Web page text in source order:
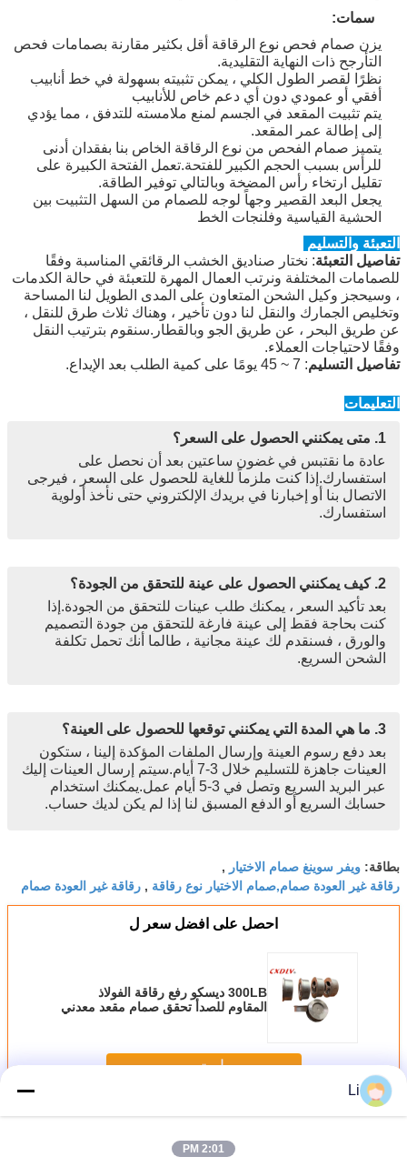
سمات:
يزن صمام فحص نوع الرقاقة أقل بكثير مقارنة بصمامات فحص
التأرجح ذات النهاية التقليدية.
نظرًا لقصر الطول الكلي ، يمكن تثبيته بسهولة في خط أنابيب
أفقي أو عمودي دون أي دعم خاص للأنابيب
يتم تثبيت المقعد في الجسم لمنع ملامسته للتدفق ، مما يؤدي
إلى إطالة عمر المقعد.
يتميز صمام الفحص من نوع الرقاقة الخاص بنا بفقدان أدنى
للرأس بسبب الحجم الكبير للفتحة.تعمل الفتحة الكبيرة على
تقليل ارتخاء رأس المضخة وبالتالي توفير الطاقة.
يجعل البعد القصير وجهاً لوجه للصمام من السهل التثبيت بين
الحشية القياسية وفلنجات الخط
التعبئة والتسليم
تفاصيل التعبئة: نختار صناديق الخشب الرقائقي المناسبة وفقًا
للصمامات المختلفة ونرتب العمال المهرة للتعبئة في حالة الكدمات
، وسيحجز وكيل الشحن المتعاون على المدى الطويل لنا المساحة
وتخليص الجمارك والنقل لنا دون تأخير ، وهناك ثلاث طرق للنقل ،
عن طريق البحر ، عن طريق الجو وبالقطار.سنقوم بترتيب النقل
وفقًا لاحتياجات العملاء.
تفاصيل التسليم: 7 ~ 45 يومًا على كمية الطلب بعد الإيداع.
التعليمات
1. متى يمكنني الحصول على السعر؟
عادة ما نقتبس في غضون ساعتين بعد أن نحصل على
استفسارك.إذا كنت ملزماً للغاية للحصول على السعر ، فيرجى
الاتصال بنا أو إخبارنا في بريدك الإلكتروني حتى نأخذ أولوية
استفسارك.
2. كيف يمكنني الحصول على عينة للتحقق من الجودة؟
بعد تأكيد السعر ، يمكنك طلب عينات للتحقق من الجودة.إذا
كنت بحاجة فقط إلى عينة فارغة للتحقق من جودة التصميم
والورق ، فسنقدم لك عينة مجانية ، طالما أنك تحمل تكلفة
الشحن السريع.
3. ما هي المدة التي يمكنني توقعها للحصول على العينة؟
بعد دفع رسوم العينة وإرسال الملفات المؤكدة إلينا ، ستكون
العينات جاهزة للتسليم خلال 3-7 أيام.سيتم إرسال العينات إليك
عبر البريد السريع وتصل في 3-5 أيام عمل.يمكنك استخدام
حسابك السريع أو الدفع المسبق لنا إذا لم يكن لديك حساب.
بطاقة: ويفر سوينغ صمام الاختيار ,
رقاقة غير العودة صمام,صمام الاختيار نوع رقاقة , رقاقة غير العودة صمام
احصل على افضل سعر ل
300LB ديسكو رفع رقاقة الفولاذ
المقاوم للصدأ تحقق صمام مقعد معدني
استمر
أكثررقاقة فحص الصمام
Li
2:01 PM